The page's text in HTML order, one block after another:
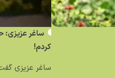
ساغر عزیزی:
کردم!
ساغر عزیزی